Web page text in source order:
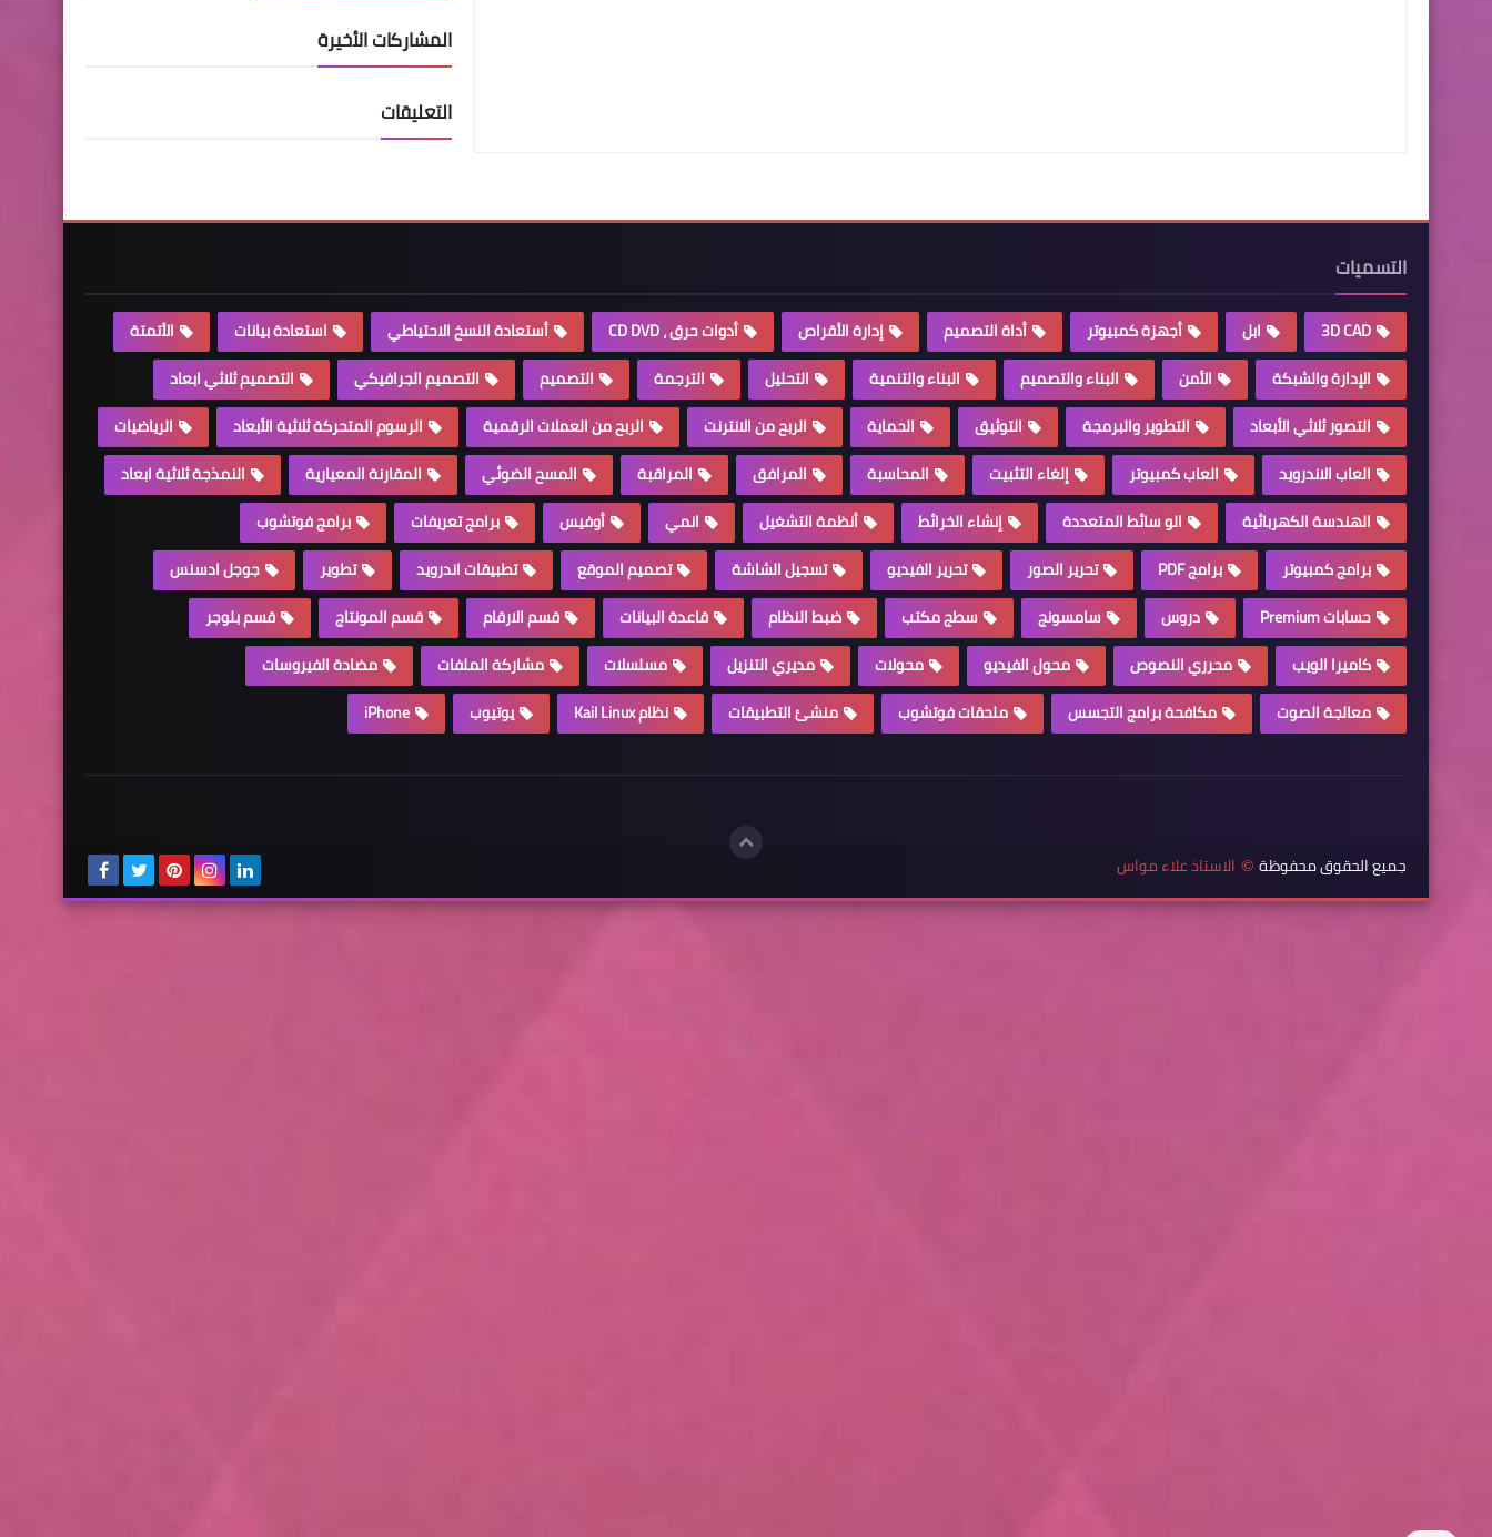
المشاركات الأخيرة
التعليقات
التسميات
3D CAD ابل أجهزة كمبيوتر أداة التصميم إدارة الأقراص أدوات حرق ، CD DVD أستعادة النسخ الاحتياطي استعادة بيانات
الأتمتة
الإدارة والشبكة
الأمن البناء والتصميم البناء والتنمية التحليل الترجمة التصميم التصميم الجرافيكي
التصميم ثلاثي ابعاد
التصور ثلاثي الأبعاد
التطوير والبرمجة التوثيق الحماية الربح من الانترنت الربح من العملات الرقمية الرسوم المتحركة ثلاثية الأبعاد
الرياضيات
العاب الاندرويد
العاب كمبيوتر إلغاء التثبيت المحاسبة المرافق المراقبة المسح الضوئي المقارنة المعيارية
النمذجة ثلاثية ابعاد
الهندسة الكهربائية
الو سائط المتعددة إنشاء الخرائط أنظمة التشغيل انمي أوفيس برامج تعريفات
برامج فوتشوب
برامج كمبيوتر
برامج PDF تحرير الصور تحرير الفيديو تسجيل الشاشة تصميم الموقع تطبيقات اندرويد تطوير
جوجل ادسنس
حسابات Premium
دروس سامسونج سطج مكتب ضبط النظام قاعدة البيانات قسم الارقام قسم المونتاج
قسم بلوجر
كاميرا الويب
محرري النصوص محول الفيديو محولات مديري التنزيل مسلسلات مشاركة الملفات
مضادة الفيروسات
معالجة الصوت
مكافحة برامج التجسس ملحقات فوتشوب منشئ التطبيقات نظام Kail Linux يوتيوب iPhone
جميع الحقوق محفوظة © الاستاذ علاء مواس